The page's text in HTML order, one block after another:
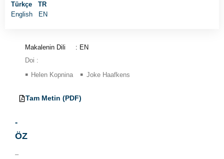
Türkçe
TR
English
EN
Makalenin Dili
: EN
Doi :
Tam Metin (PDF)
Helen Kopnina Joke Haafkens
-
ÖZ
–